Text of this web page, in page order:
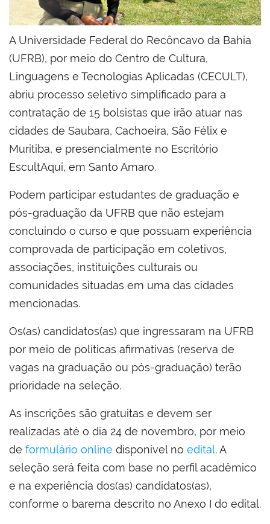
A Universidade Federal do Recôncavo da Bahia
(UFRB), por meio do Centro de Cultura,
Linguagens e Tecnologias Aplicadas (CECULT),
abriu processo seletivo simplificado para a
contratação de 15 bolsistas que irão atuar nas
cidades de Saubara, Cachoeira, São Félix e
Muritiba, e presencialmente no Escritório
EscultAqui, em Santo Amaro.
Podem participar estudantes de graduação e
pós-graduação da UFRB que não estejam
concluindo o curso e que possuam experiência
comprovada de participação em coletivos,
associações, instituições culturais ou
comunidades situadas em uma das cidades
mencionadas.
Os(as) candidatos(as) que ingressaram na UFRB
por meio de políticas afirmativas (reserva de
vagas na graduação ou pós-graduação) terão
prioridade na seleção.
As inscrições são gratuitas e devem ser
realizadas até o dia 24 de novembro, por meio
de formulário online disponível no edital. A
seleção será feita com base no perfil acadêmico
e na experiência dos(as) candidatos(as),
conforme o barema descrito no Anexo I do edital.